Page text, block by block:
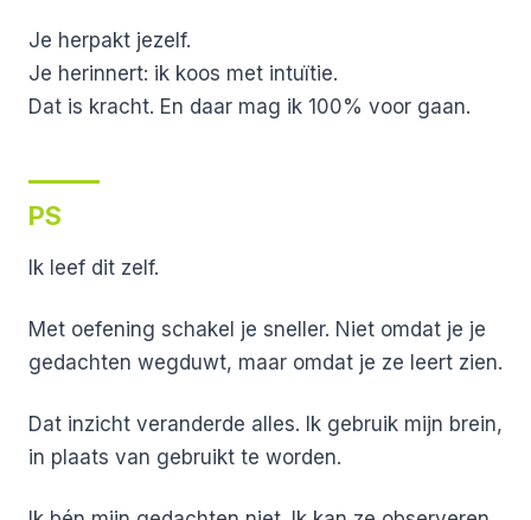
Je herpakt jezelf.
Je herinnert: ik koos met intuïtie.
Dat is kracht. En daar mag ik 100% voor gaan.
PS
Ik leef dit zelf.
Met oefening schakel je sneller. Niet omdat je je
gedachten wegduwt, maar omdat je ze leert zien.
Dat inzicht veranderde alles. Ik gebruik mijn brein,
in plaats van gebruikt te worden.